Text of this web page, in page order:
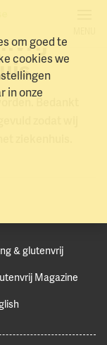
Bedankt
zodat wij
ziekenhuis.
& glutenvrij
Magazine
om goed te
cookies we
in onze